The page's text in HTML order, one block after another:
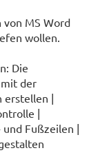
MS Word
wollen.
Die
der
erstellen |
|
Fußzeilen |